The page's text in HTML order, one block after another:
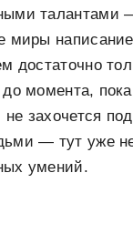
талантами
миры
достаточно
момента,
захочется
— тут уже
умений.